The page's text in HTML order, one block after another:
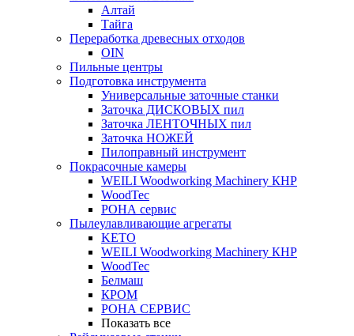
Алтай
Тайга
Переработка древесных отходов
OIN
Пильные центры
Подготовка инструмента
Универсальные заточные станки
Заточка ДИСКОВЫХ пил
Заточка ЛЕНТОЧНЫХ пил
Заточка НОЖЕЙ
Пилоправный инструмент
Покрасочные камеры
WEILI Woodworking Machinery КНР
WoodTec
РОНА сервис
Пылеулавливающие агрегаты
KETO
WEILI Woodworking Machinery КНР
WoodTec
Белмаш
КРОМ
РОНА СЕРВИС
Показать все